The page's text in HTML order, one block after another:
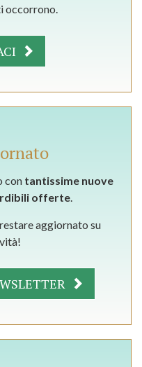
occorrono.
con tantissime nuove
offerte.
aggiornato su